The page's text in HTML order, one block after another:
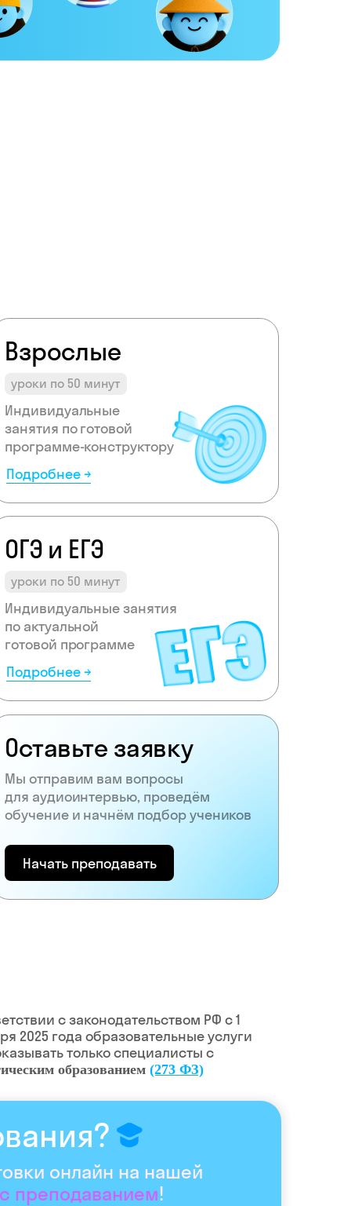
Мы отправим вам вопросы
для аудиоинтервью, проведём
обучение и начнём подбор учеников
Оставьте заявку
Подробнее →
ОГЭ и ЕГЭ
уроки по 50 минут
Индивидуальные занятия
по актуальной
готовой программе
Подробнее →
Индивидуальные
занятия по готовой
программе-конструктору
уроки по 50 минут
Взрослые
Начать преподавать
с законодательством РФ c 1
2025 года образовательные услуги
только специалисты с
образованием (273 ФЗ)
онлайн на нашей
преподаванием!